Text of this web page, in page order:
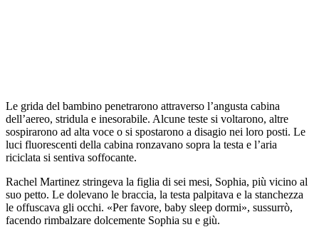
Le grida del bambino penetrarono attraverso l’angusta cabina
dell’aereo, stridula e inesorabile. Alcune teste si voltarono, altre
sospirarono ad alta voce o si spostarono a disagio nei loro posti. Le
luci fluorescenti della cabina ronzavano sopra la testa e l’aria
riciclata si sentiva soffocante.
Rachel Martinez stringeva la figlia di sei mesi, Sophia, più vicino al
suo petto. Le dolevano le braccia, la testa palpitava e la stanchezza
le offuscava gli occhi. «Per favore, baby sleep dormi», sussurrò,
facendo rimbalzare dolcemente Sophia su e giù.